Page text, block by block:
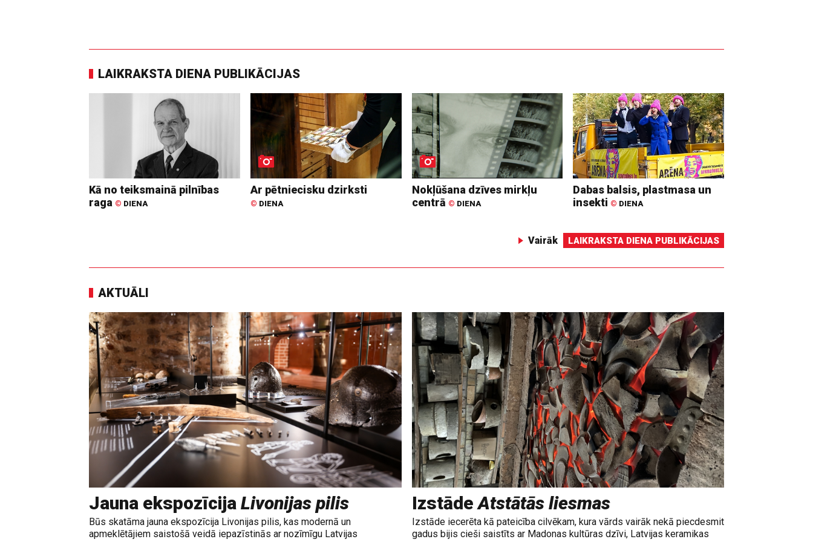
LAIKRAKSTA DIENA PUBLIKĀCIJAS
Kā no teiksmainā pilnības
raga © DIENA
Ar pētniecisku dzirksti
© DIENA
Nokļūšana dzīves mirkļu
centrā © DIENA
Dabas balsis, plastmasa un
insekti © DIENA
Vairāk LAIKRAKSTA DIENA PUBLIKĀCIJAS
AKTUĀLI
Jauna ekspozīcija Livonijas pilis
Būs skatāma jauna ekspozīcija Livonijas pilis, kas modernā un
apmeklētājiem saistošā veidā iepazīstinās ar nozīmīgu Latvijas
IzstādeAtstātās liesmas
Izstāde iecerēta kā pateicība cilvēkam, kura vārds vairāk nekā piecdesmit
gadus bijis cieši saistīts ar Madonas kultūras dzīvi, Latvijas keramikas